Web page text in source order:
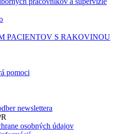
PACIENTOV S RAKOVINOU
pomoci
newslettera
osobných údajov